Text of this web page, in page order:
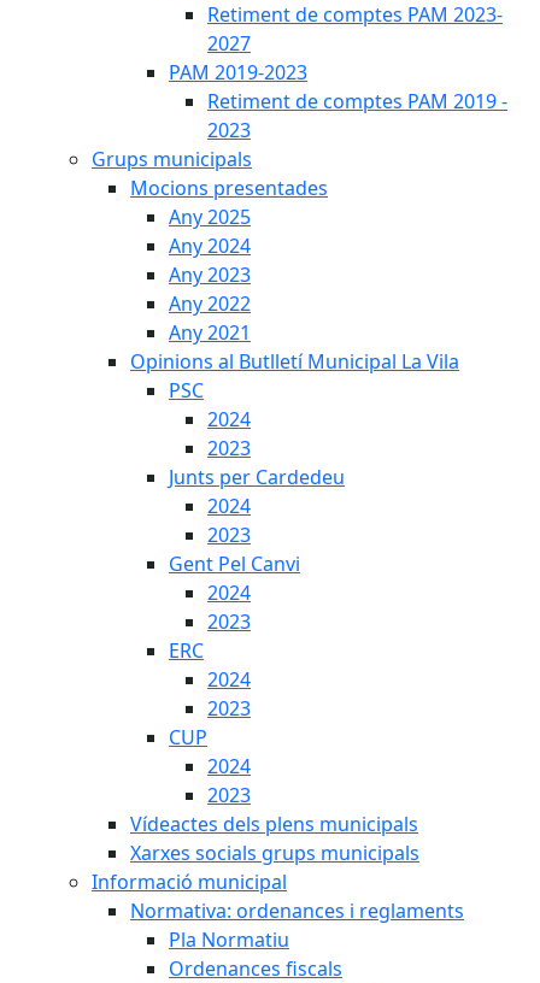
Retiment de comptes PAM 2023-
2027
PAM 2019-2023
Retiment de comptes PAM 2019 -
2023
Grups municipals
Mocions presentades
Any 2025
Any 2024
Any 2023
Any 2022
Any 2021
Opinions al Butlletí Municipal La Vila
PSC
2024
2023
Junts per Cardedeu
2024
2023
Gent Pel Canvi
2024
2023
ERC
2024
2023
CUP
2024
2023
Vídeactes dels plens municipals
Xarxes socials grups municipals
Informació municipal
Normativa: ordenances i reglaments
Pla Normatiu
Ordenances fiscals